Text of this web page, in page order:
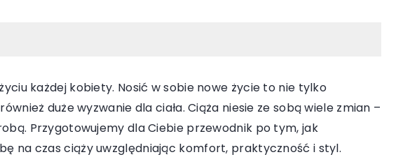
każdej kobiety. Nosić w sobie nowe życie to nie tylko
duże wyzwanie dla ciała. Ciąża niesie ze sobą wiele zmian –
Przygotowujemy dla Ciebie przewodnik po tym, jak
na czas ciąży uwzględniając komfort, praktyczność i styl.
lśniące naczynia z
06 kwietnia 2025
Ewolucja ceramiki: od funkcjonalności